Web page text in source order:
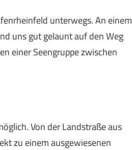
unterwegs. An einem
uns gut gelaunt auf den Weg
einer Seengruppe zwischen
Von der Landstraße aus
zu einem ausgewiesenen